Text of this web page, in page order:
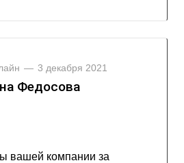
— 3 декабря 2021
Федосова
вашей компании за